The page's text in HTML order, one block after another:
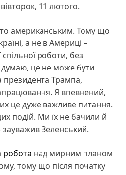
11 лютого.
американським. Тому що
а не в Америці –
роботи, без
думаю, це не може бути
Трампа,
Я впевнений,
це дуже важливе питання.
подій. Ми їх не бачили й
зауважив Зеленський.
робота над мирним планом
тому що після початку